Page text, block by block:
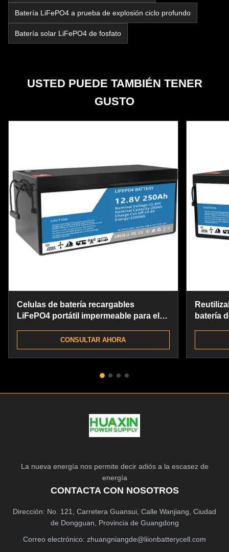
Batería LiFePO4 a prueba de explosión ciclo profundo
Batería solar LiFePO4 de fosfato
USTED PUEDE TAMBIÉN TENER
GUSTO
Celulas de batería recargables
LiFePO4 portátil impermeable para el
CONSULTAR AHORA
batería
La nueva energía nos permite decir adiós a la escasez de
energía
CONTACTA CON NOSOTROS
Dirección: No. 121, Carretera Guansui, Calle Wanjiang, Ciudad
de Dongguan, Provincia de Guangdong
Correo electrónico: zhuangniangde@liionbatterycell.com